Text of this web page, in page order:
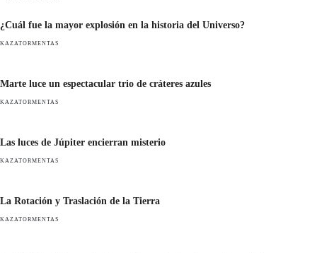
¿Cuál fue la mayor explosión en la historia del Universo?
KAZATORMENTAS
Marte luce un espectacular trio de cráteres azules
KAZATORMENTAS
Las luces de Júpiter encierran misterio
KAZATORMENTAS
La Rotación y Traslación de la Tierra
KAZATORMENTAS